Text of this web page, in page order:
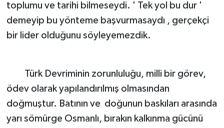
toplumu ve tarihi bilmeseydi. ' Tek yol bu dur '
demeyip bu yönteme başvurmasaydı , gerçekçi
bir lider olduğunu söyleyemezdik.
Türk Devriminin zorunluluğu, milli bir görev,
ödev olarak yapılandırılmış olmasından
doğmuştur. Batının ve doğunun baskıları arasında
yarı sömürge Osmanlı, bırakın kalkınma gücünü